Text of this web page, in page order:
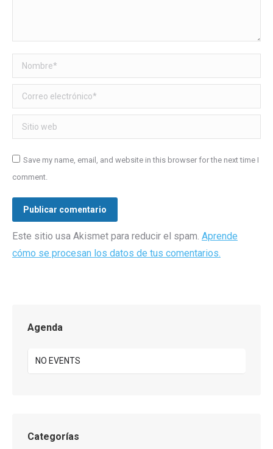
Nombre *
Correo electrónico *
Sitio web
Save my name, email, and website in this browser for the next time I
comment.
Publicar comentario
Este sitio usa Akismet para reducir el spam. Aprende
cómo se procesan los datos de tus comentarios.
Agenda
NO EVENTS
Categorías